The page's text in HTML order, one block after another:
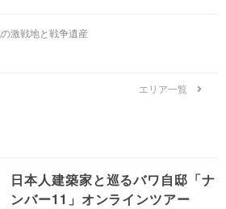
激戦地と戦争遺産
エリア一覧
日本人建築家と巡るバワ自邸「ナ
ンバー11」オンラインツアー